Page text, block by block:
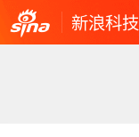
新浪科技